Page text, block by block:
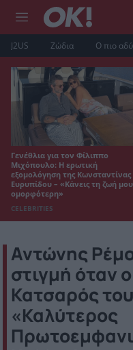
J2US Ζώδια Ο πιο
Γενέθλια για τον Φίλιππο
Μιχόπουλο: Η ερωτική
εξομολόγηση της Κωνσταντίνας
Ευρυπίδου – «Κάνεις τη ζωή μου
ομορφότερη»
CELEBRITIES
Αντώνης
στιγμή όταν
Κατσαρός
«Καλύτερος